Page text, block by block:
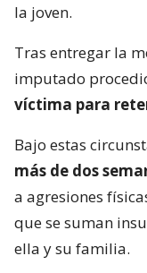
la joven.
Tras entregar la
imputado
víctima para
Bajo estas
más de dos
a agresiones
que se suman
ella y su familia.